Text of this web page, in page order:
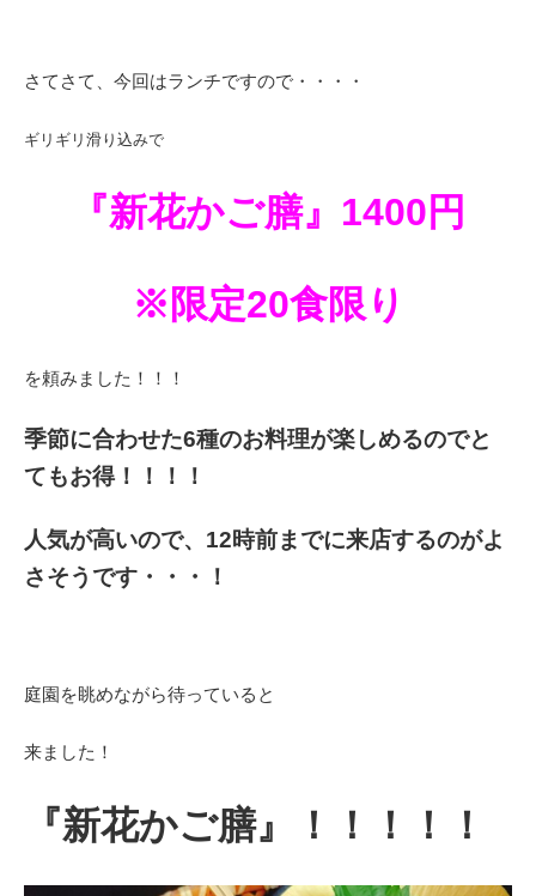
さてさて、今回はランチですので・・・・
ギリギリ滑り込みで
『新花かご膳』1400円
※限定20食限り
を頼みました！！！
季節に合わせた6種のお料理が楽しめるのでと
てもお得！！！！
人気が高いので、12時前までに来店するのがよ
さそうです・・・！
庭園を眺めながら待っていると
来ました！
『新花かご膳』！！！！！